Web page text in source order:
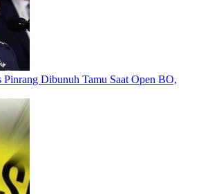
Pinrang Dibunuh Tamu Saat Open BO,